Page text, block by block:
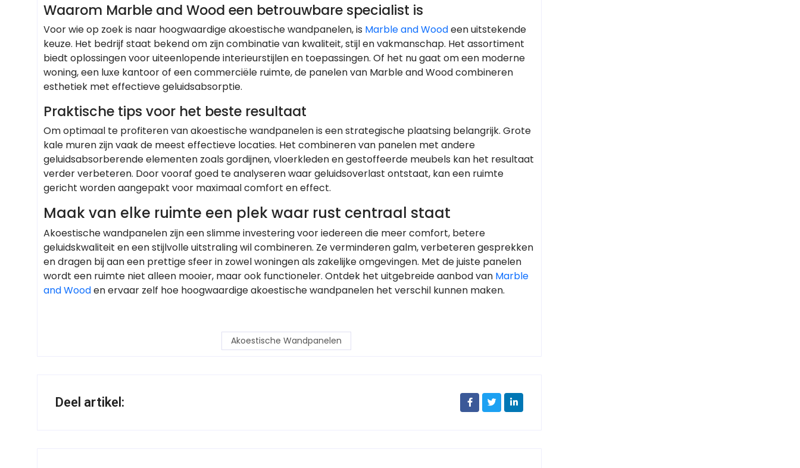
Waarom Marble and Wood een betrouwbare specialist is
Voor wie op zoek is naar hoogwaardige akoestische wandpanelen, is Marble and Woodeen uitstekende
keuze. Het bedrijf staat bekend om zijn combinatie van kwaliteit, stijl en vakmanschap. Het assortiment
biedt oplossingen voor uiteenlopende interieurstijlen en toepassingen. Of het nu gaat om een moderne
woning, een luxe kantoor of een commerciële ruimte, de panelen van Marble and Wood combineren
esthetiek met effectieve geluidsabsorptie.
Praktische tips voor het beste resultaat
Om optimaal te profiteren van akoestische wandpanelen is een strategische plaatsing belangrijk. Grote
kale muren zijn vaak de meest effectieve locaties. Het combineren van panelen met andere
geluidsabsorberende elementen zoals gordijnen, vloerkleden en gestoffeerde meubels kan het resultaat
verder verbeteren. Door vooraf goed te analyseren waar geluidsoverlast ontstaat, kan een ruimte
gericht worden aangepakt voor maximaal comfort en effect.
Maak van elke ruimte een plek waar rust centraal staat
Akoestische wandpanelen zijn een slimme investering voor iedereen die meer comfort, betere
geluidskwaliteit en een stijlvolle uitstraling wil combineren. Ze verminderen galm, verbeteren gesprekken
en dragen bij aan een prettige sfeer in zowel woningen als zakelijke omgevingen. Met de juiste panelen
wordt een ruimte niet alleen mooier, maar ook functioneler. Ontdek het uitgebreide aanbod van Marble
and Wooden ervaar zelf hoe hoogwaardige akoestische wandpanelen het verschil kunnen maken.
Akoestische Wandpanelen
Deel artikel: